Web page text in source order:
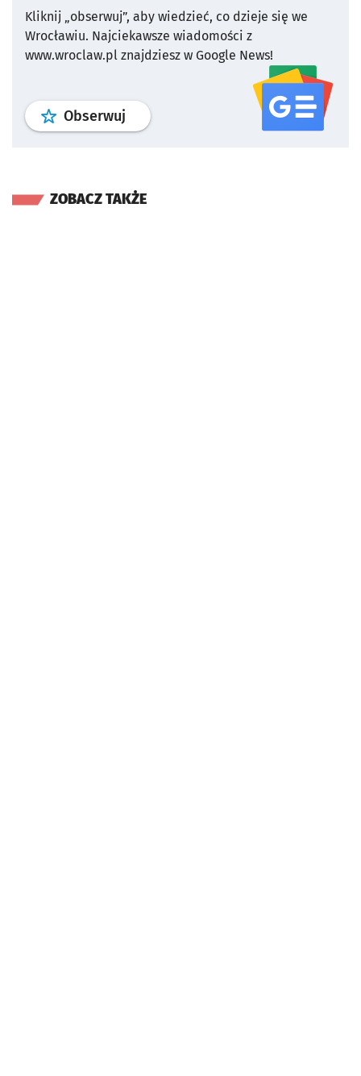
Kliknij „obserwuj”, aby wiedzieć, co dzieje się we
Wrocławiu. Najciekawsze wiadomości z
www.wroclaw.pl znajdziesz w Google News!
Obserwuj profil serwisu
ZOBACZ TAKŻE